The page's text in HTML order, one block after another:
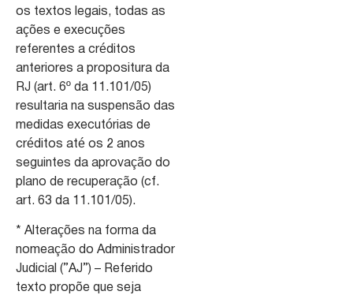
os textos legais, todas as
ações e execuções
referentes a créditos
anteriores a propositura da
RJ (art. 6º da 11.101/05)
resultaria na suspensão das
medidas executórias de
créditos até os 2 anos
seguintes da aprovação do
plano de recuperação (cf.
art. 63 da 11.101/05).
* Alterações na forma da
nomeação do Administrador
Judicial (”AJ”) – Referido
texto propõe que seja